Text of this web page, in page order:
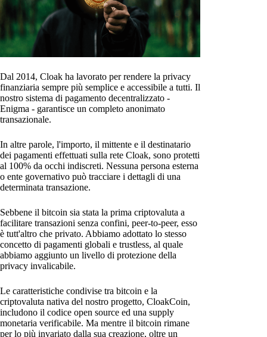
Dal 2014, Cloak ha lavorato per rendere la privacy
finanziaria sempre più semplice e accessibile a tutti. Il
nostro sistema di pagamento decentralizzato -
Enigma - garantisce un completo anonimato
transazionale.
In altre parole, l'importo, il mittente e il destinatario
dei pagamenti effettuati sulla rete Cloak, sono protetti
al 100% da occhi indiscreti. Nessuna persona esterna
o ente governativo può tracciare i dettagli di una
determinata transazione.
Sebbene il bitcoin sia stata la prima criptovaluta a
facilitare transazioni senza confini, peer-to-peer, esso
è tutt'altro che privato. Abbiamo adottato lo stesso
concetto di pagamenti globali e trustless, al quale
abbiamo aggiunto un livello di protezione della
privacy invalicabile.
Le caratteristiche condivise tra bitcoin e la
criptovaluta nativa del nostro progetto, CloakCoin,
includono il codice open source ed una supply
monetaria verificabile. Ma mentre il bitcoin rimane
per lo più invariato dalla sua creazione, oltre un